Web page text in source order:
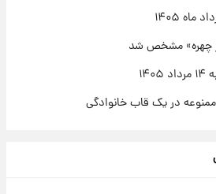
چهره» مشخص شد
در یک قاب خانوادگی